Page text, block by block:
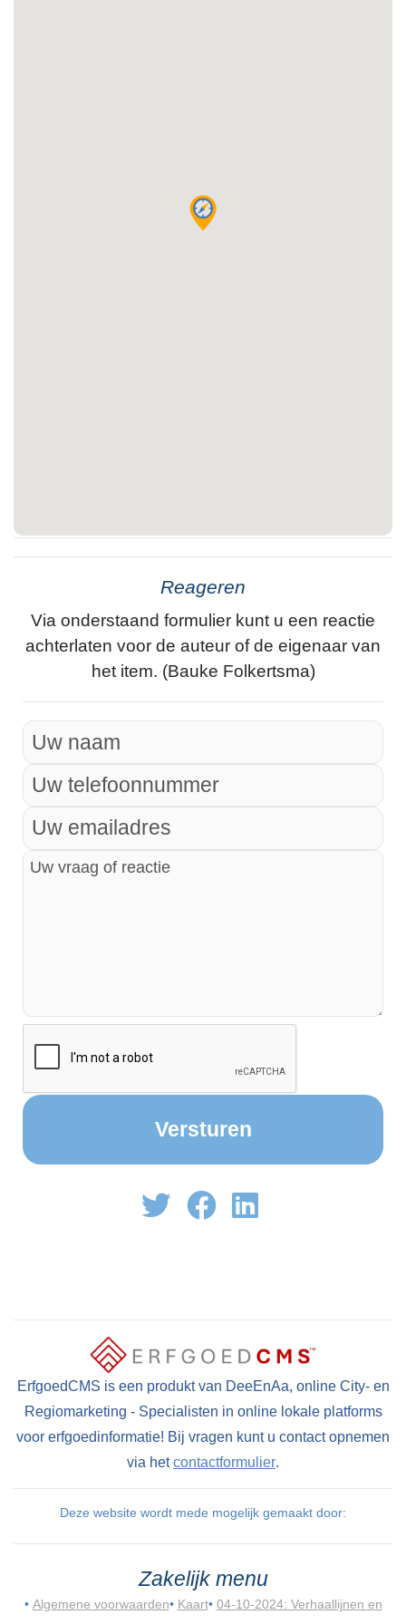
Reageren
Via onderstaand formulier kunt u een reactie
achterlaten voor de auteur of de eigenaar van
het item. (Bauke Folkertsma)
ErfgoedCMS is een produkt van DeeEnAa, online City- en
Regiomarketing - Specialisten in online lokale platforms
voor erfgoedinformatie! Bij vragen kunt u contact opnemen
via hetcontactformulier.
Deze website wordt mede mogelijk gemaakt door:
Zakelijk menu
• Algemene voorwaarden• Kaart• 04-10-2024: Verhaallijnen en